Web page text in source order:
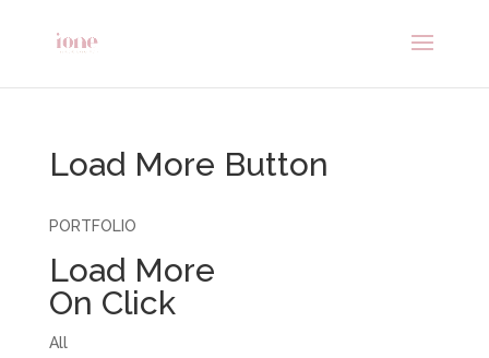
Load More Button
PORTFOLIO
Load More
On Click
All